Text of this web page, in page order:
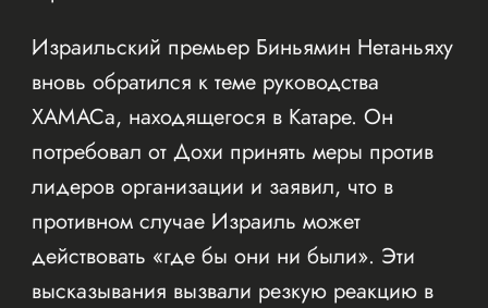
Израильский премьер Биньямин Нетаньяху
вновь обратился к теме руководства
ХАМАСа, находящегося в Катаре. Он
потребовал от Дохи принять меры против
лидеров организации и заявил, что в
противном случае Израиль может
действовать «где бы они ни были». Эти
высказывания вызвали резкую реакцию в